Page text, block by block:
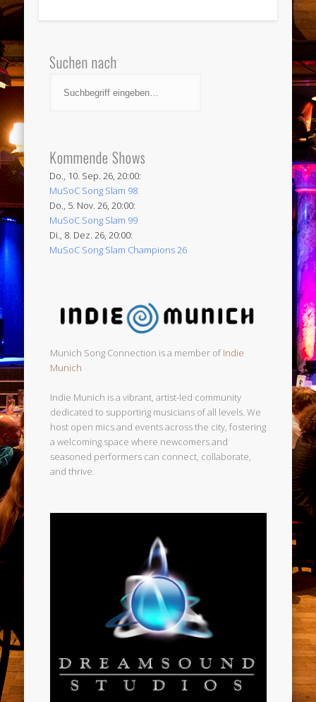
Suchen nach
Kommende Shows
Do., 10. Sep. 26, 20:00:
MuSoC Song Slam 98
Do., 5. Nov. 26, 20:00:
MuSoC Song Slam 99
Di., 8. Dez. 26, 20:00:
MuSoC Song Slam Champions 26
Munich Song Connection is a member ofIndie
Munich
Indie Munich is a vibrant, artist-led community
dedicated to supporting musicians of all levels. We
host open mics and events across the city, fostering
a welcoming space where newcomers and
seasoned performers can connect, collaborate,
and thrive.